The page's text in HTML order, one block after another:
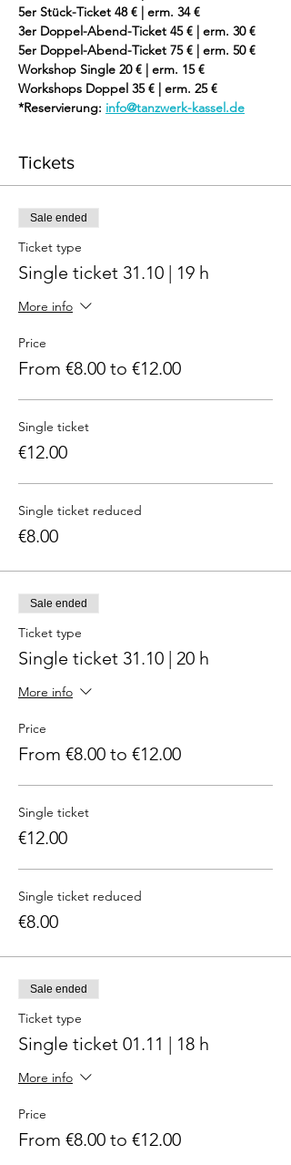
5er Stück-Ticket 48 € | erm. 34 €
3er Doppel-Abend-Ticket 45 € | erm. 30 €
5er Doppel-Abend-Ticket 75 € | erm. 50 €
Workshop Single 20 € | erm. 15 €
Workshops Doppel 35 € | erm. 25 €
*Reservierung: info@tanzwerk-kassel.de
Tickets
Sale ended
Ticket type
Single ticket 31.10 | 19 h
More info
Price
From €8.00 to €12.00
Single ticket
€12.00
Single ticket reduced
€8.00
Sale ended
Ticket type
Single ticket 31.10 | 20 h
More info
Price
From €8.00 to €12.00
Single ticket
€12.00
Single ticket reduced
€8.00
Sale ended
Ticket type
Single ticket 01.11 | 18 h
More info
Price
From €8.00 to €12.00